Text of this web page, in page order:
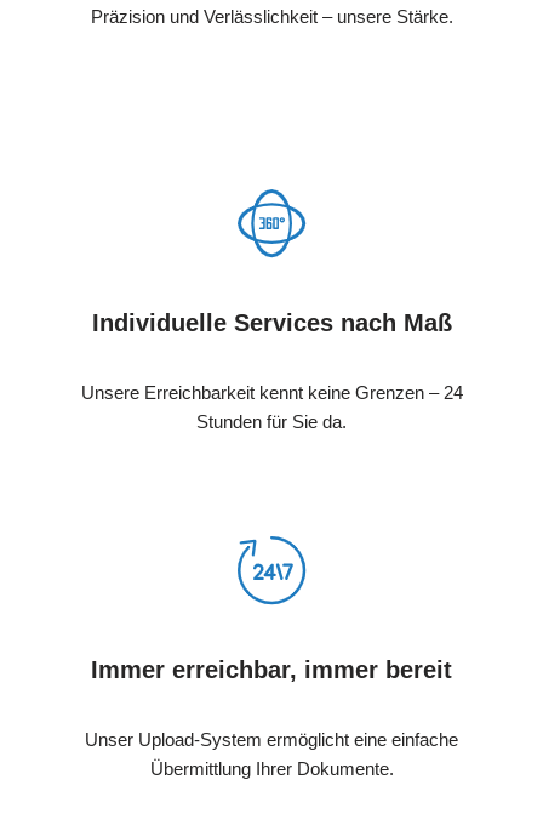
Präzision und Verlässlichkeit – unsere Stärke.
Individuelle Services nach Maß
Unsere Erreichbarkeit kennt keine Grenzen – 24
Stunden für Sie da.
Immer erreichbar, immer bereit
Unser Upload-System ermöglicht eine einfache
Übermittlung Ihrer Dokumente.